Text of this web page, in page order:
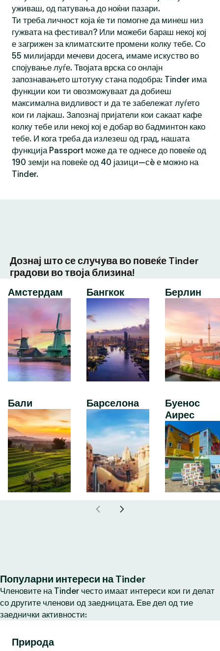
уживаш, од патувања до ноќни пазари.
Ти треба личност која ќе ти помогне да минеш низ
гужвата на фестивал? Или можеби бараш некој кој
е загрижен за климатските промени колку тебе. Со
55 милијарди мечеви досега, имаме искуство во
спојување луѓе. Твојата врска со онлајн
запознавањето штотуку стана подобра: Tinder има
функции кои ти овозможуваат да добиеш
максимална видливост и да те забележат луѓето
кои ги лајкаш. Запознај пријатели кои сакаат кафе
колку тебе или некој кој е добар во бадминтон како
тебе. И кога треба да излезеш од град, нашата
функција Passport може да те однесе до повеќе од
190 земји на повеќе од 40 јазици—сè е можно на
Tinder.
Дознај што се случува во повеќе Tinder
градови во твоја близина!
Амстердам
Бали
Бангкок
Барселона
Берлин
Буенос
Аирес
Популарни интереси на Tinder
Членовите на Tinder често имаат интереси кои ги делат
со другите членови од заедницата. Еве дел од тие
заеднички активности:
Природа